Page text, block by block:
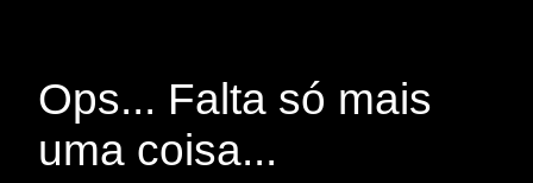
Ops... Falta só mais
uma coisa...